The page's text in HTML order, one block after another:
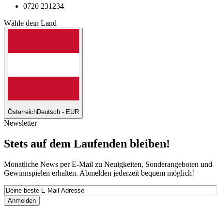
0720 231234
Wähle dein Land
ÖsterreichDeutsch - EUR
Newsletter
Stets auf dem Laufenden bleiben!
Monatliche News per E-Mail zu Neuigkeiten, Sonderangeboten und
Gewinnspielen erhalten. Abmelden jederzeit bequem möglich!
Anmelden